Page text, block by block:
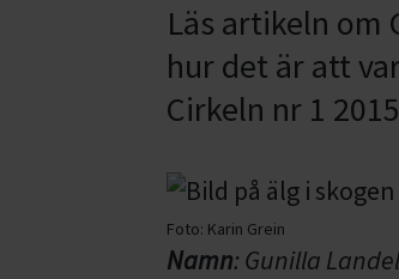
Läs artikeln om
hur det är att
Cirkeln nr 1
Foto: Karin Grein
Namn: Gunilla